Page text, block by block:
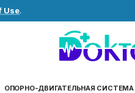
Use.
ОПОРНО-ДВИГАТЕЛЬНАЯ СИСТЕМА